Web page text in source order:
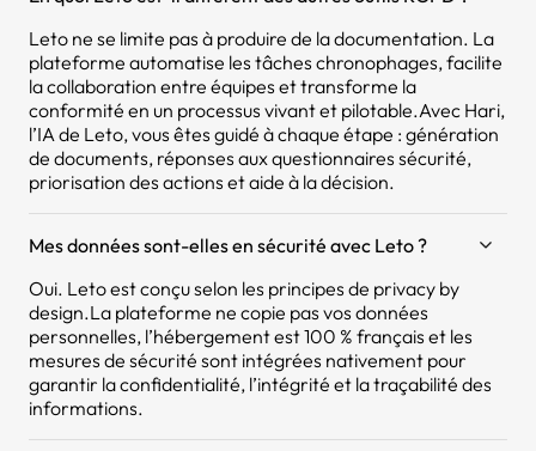
Leto ne se limite pas à produire de la documentation. La
plateforme automatise les tâches chronophages, facilite
la collaboration entre équipes et transforme la
conformité en un processus vivant et pilotable.Avec Hari,
l’IA de Leto, vous êtes guidé à chaque étape : génération
de documents, réponses aux questionnaires sécurité,
priorisation des actions et aide à la décision.
Mes données sont-elles en sécurité avec Leto ?
Oui. Leto est conçu selon les principes de privacy by
design.La plateforme ne copie pas vos données
personnelles, l’hébergement est 100 % français et les
mesures de sécurité sont intégrées nativement pour
garantir la confidentialité, l’intégrité et la traçabilité des
informations.